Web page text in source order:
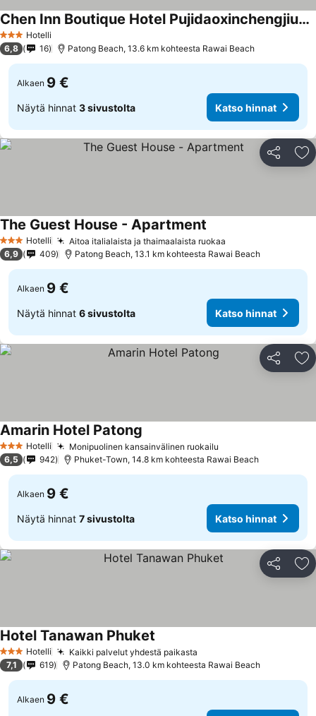
3 Tähtiluokitus
Hotelli
Chen Inn Boutique Hotel Pujidaoxinchengjiudian
6,8 16 Patong Beach, 13.6 km kohteesta Rawai Beach
Alkaen 9 €
Näytä hinnat 3 sivustolta Katso hinnat
Jaa
3 Tähtiluokitus
Hotelli Aitoa italialaista ja thaimaalaista ruokaa
The Guest House - Apartment
6,9 409 Patong Beach, 13.1 km kohteesta Rawai Beach
Alkaen 9 €
Näytä hinnat 6 sivustolta Katso hinnat
Jaa
3 Tähtiluokitus
Hotelli Monipuolinen kansainvälinen ruokailu
Amarin Hotel Patong
6,5 942 Phuket-Town, 14.8 km kohteesta Rawai Beach
Alkaen 9 €
Näytä hinnat 7 sivustolta Katso hinnat
Jaa
3 Tähtiluokitus
Hotelli Kaikki palvelut yhdestä paikasta
Hotel Tanawan Phuket
7,1 619 Patong Beach, 13.0 km kohteesta Rawai Beach
Alkaen 9 €